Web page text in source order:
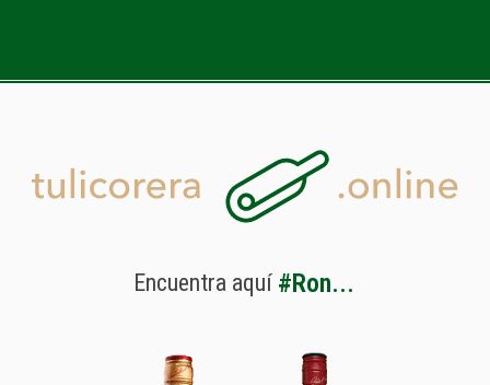
Encuentra aquí #Ron...